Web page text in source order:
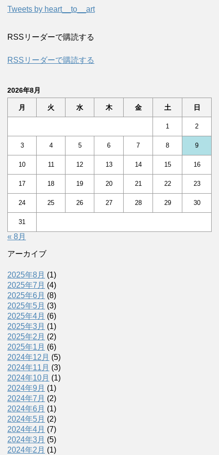
Tweets by heart__to__art
RSSリーダーで購読する
RSSリーダーで購読する
2026年8月
月 火 水 木 金 土 日
1 2
3 4 5 6 7 8 9
10 11 12 13 14 15 16
17 18 19 20 21 22 23
24 25 26 27 28 29 30
31
« 8月
アーカイブ
2025年8月 (1)
2025年7月 (4)
2025年6月 (8)
2025年5月 (3)
2025年4月 (6)
2025年3月 (1)
2025年2月 (2)
2025年1月 (6)
2024年12月 (5)
2024年11月 (3)
2024年10月 (1)
2024年9月 (1)
2024年7月 (2)
2024年6月 (1)
2024年5月 (2)
2024年4月 (7)
2024年3月 (5)
2024年2月 (1)